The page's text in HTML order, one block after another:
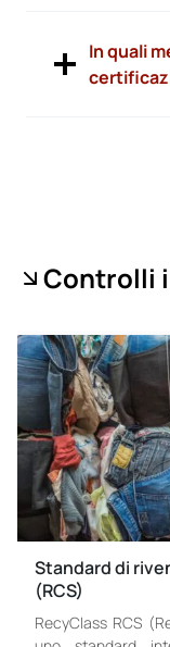
In quali
Controlli
Standard di
(RCS)
RecyClass RCS